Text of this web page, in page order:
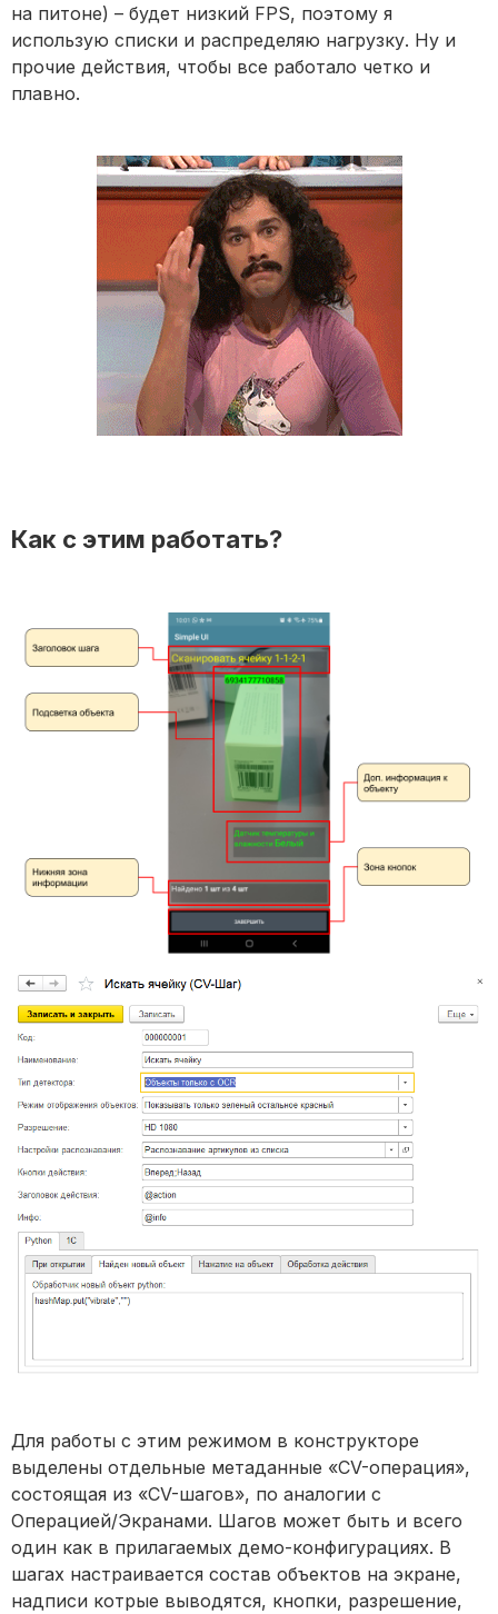
на питоне) – будет низкий FPS, поэтому я
использую списки и распределяю нагрузку. Ну и
прочие действия, чтобы все работало четко и
плавно.
Как с этим работать?
Для работы с этим режимом в конструкторе
выделены отдельные метаданные «CV-операция»,
состоящая из «CV-шагов», по аналогии с
Операцией/Экранами. Шагов может быть и всего
один как в прилагаемых демо-конфигурациях. В
шагах настраивается состав объектов на экране,
надписи котрые выводятся, кнопки, разрешение,